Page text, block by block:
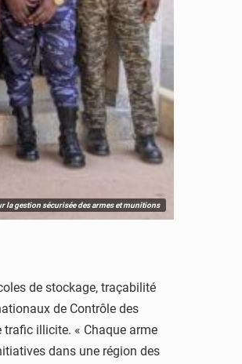
la gestion sécurisée des armes et munitions
de stockage, traçabilité
de Contrôle des
trafic illicite. « Chaque arme
dans une région des